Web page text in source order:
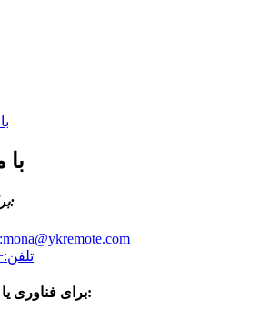
برای استعلام محصولات:
پست الکترونیک:mona@ykremote.com
تلفن:
برای فناوری یا خدمات پس از فروش: